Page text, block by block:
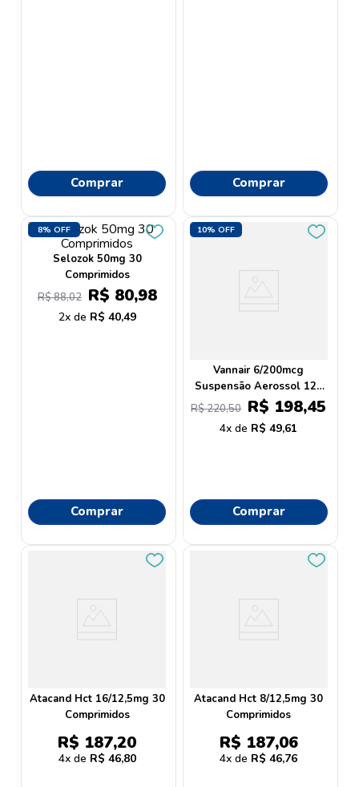
Comprar Comprar
8% OFF
Selozok 50mg 30
Comprimidos
R$88,02 R$ 80,98
2 R$ 40,49
Comprar
10% OFF
Vannair 6/200mcg
Suspensão Aerossol 120
Doses
R$220,50 R$ 198,45
4 R$ 49,61
Comprar
Atacand Hct 16/12,5mg 30
Comprimidos
R$ 187,20
4 R$ 46,80
Atacand Hct 8/12,5mg 30
Comprimidos
R$ 187,06
4 R$ 46,76